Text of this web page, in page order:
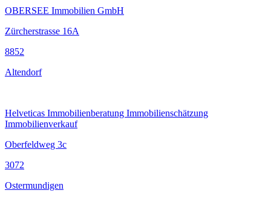
OBERSEE Immobilien GmbH
Zürcherstrasse 16A
8852
Altendorf
Helveticas Immobilienberatung Immobilienschätzung
Immobilienverkauf
Oberfeldweg 3c
3072
Ostermundigen